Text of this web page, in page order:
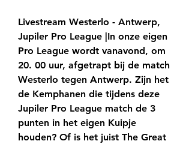
Livestream Westerlo - Antwerp,
Jupiler Pro League |In onze eigen
Pro League wordt vanavond, om
20. 00 uur, afgetrapt bij de match
Westerlo tegen Antwerp. Zijn het
de Kemphanen die tijdens deze
Jupiler Pro League match de 3
punten in het eigen Kuipje
houden? Of is het juist The Great